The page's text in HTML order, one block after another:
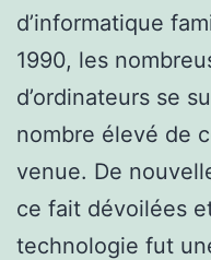
d’informatique
1990, les
d’ordinateurs se
nombre élevé de
venue. De
ce fait dévoilées
technologie fut